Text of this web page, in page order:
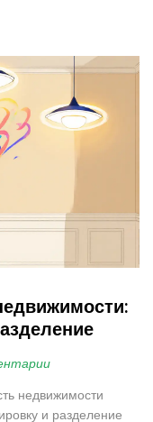
недвижимости
и разделение